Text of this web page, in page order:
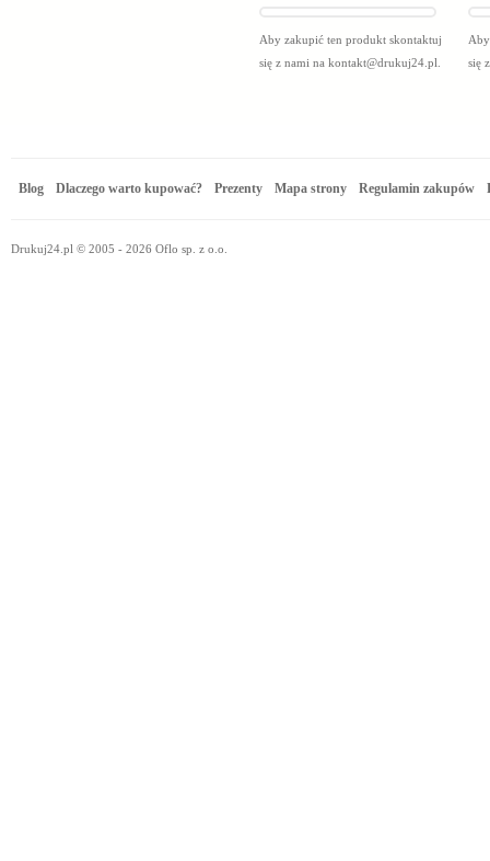
Aby zakupić ten produkt skontaktuj
się z nami na kontakt@drukuj24.pl
się
Blog Dlaczego warto kupować? Prezenty Mapa strony Regulamin zakupów
Drukuj24.pl © 2005 - 2026 Oflo sp. z o.o.